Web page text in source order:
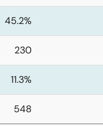
45.2%
230
11.3%
548